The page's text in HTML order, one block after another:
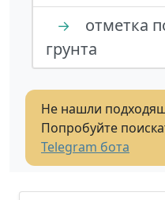
→
отметка
грунта
Не нашли
Попробуйте
Telegram бота